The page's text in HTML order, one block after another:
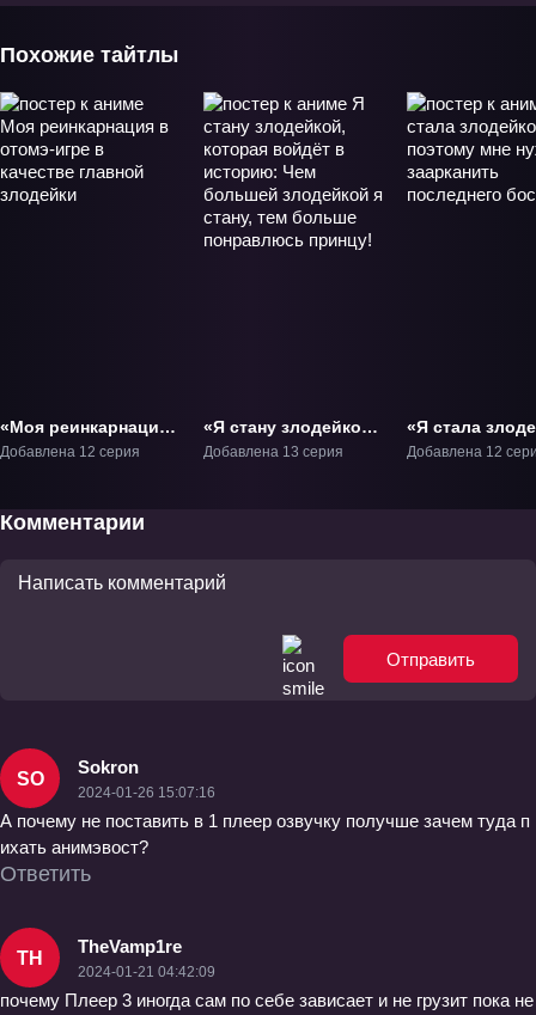
Похожие тайтлы
«Моя реинкарнация
в отомэ-игре в
Добавлена 12 серия
«Я стану злодейкой,
которая войдёт в
Добавлена 13 серия
«Я стала
поэтому мне
Добавлена 12
Комментарии
Отправить
SO
Sokron
2024-01-26 15:07:16
А почему не поставить в 1 плеер озвучку получше зачем туда п
ихать анимэвост?
Ответить
TH
TheVamp1re
2024-01-21 04:42:09
почему Плеер 3 иногда сам по себе зависает и не грузит пока не